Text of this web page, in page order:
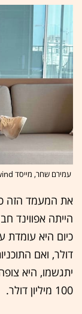
עמירם שחר, מייסד Upwind / צילום: Upwind
את המעמד הזה
דולר, ואם
יתגשמו, היא
100 מיליון דולר.